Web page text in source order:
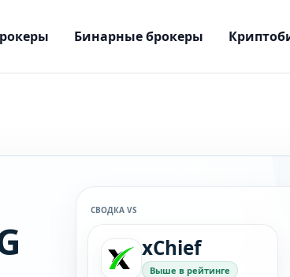
Бинарные брокеры
СВОДКА VS
xChief
Выше в рейтинге